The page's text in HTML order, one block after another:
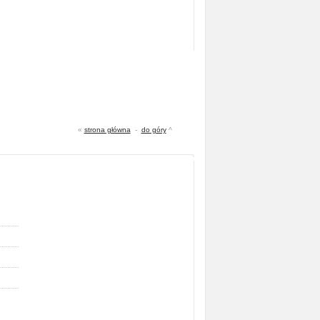
« strona główna - do góry^